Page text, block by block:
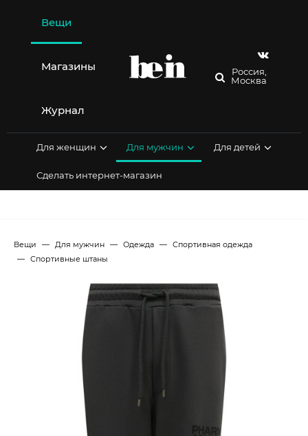
содержимому
Вещи
Магазины
Журнал
Россия,
Москва
Для женщин Для мужчин Для детей
Сделать интернет-магазин
Вещи Для мужчин Одежда
Спортивная одежда
Спортивные штаны